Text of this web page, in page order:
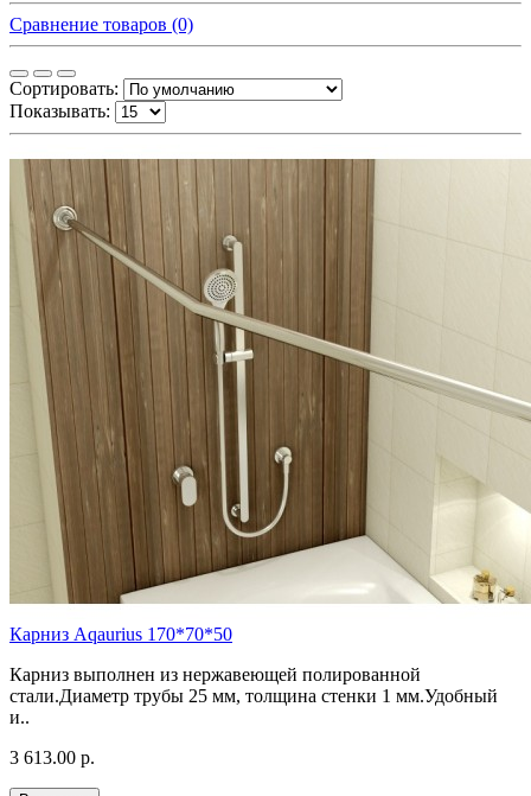
Сравнение товаров (0)
Сортировать:
Показывать:
Карниз Aqaurius 170*70*50
Карниз выполнен из нержавеющей полированной
стали.Диаметр трубы 25 мм, толщина стенки 1 мм.Удобный
и..
3 613.00 р.